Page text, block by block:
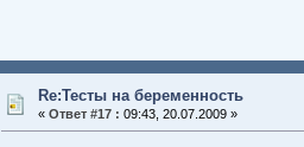
Re:Тесты на беременность
« Ответ #17 : 09:43, 20.07.2009 »